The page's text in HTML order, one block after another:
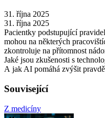
31. října 2025
31. října 2025
Pacientky podstupující
mohou na některých
zkontroluje na přítomnost
Jaké jsou zkušenosti s
A jak AI pomáhá zvýšit
Související
Z medicíny